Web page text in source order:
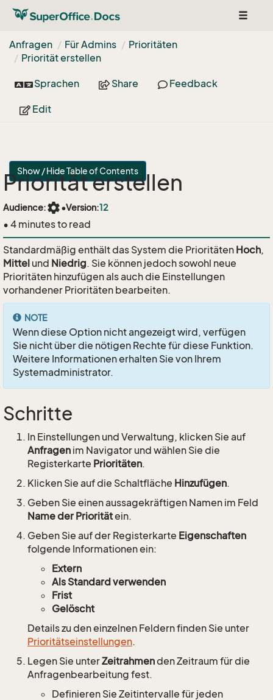
Toggle
Anfragen
Für Admins
Prioritäten
Priorität erstellen
Sprachen Share Feedback
Edit
Show / Hide Table of Contents
Priorität erstellen
Audience:settings•Version:12
• 4 minutes to read
Standardmäßig enthält das System die Prioritäten Hoch,
Mittel und Niedrig. Sie können jedoch sowohl neue
Prioritäten hinzufügen als auch die Einstellungen
vorhandener Prioritäten bearbeiten.
NOTE
Wenn diese Option nicht angezeigt wird, verfügen
Sie nicht über die nötigen Rechte für diese Funktion.
Weitere Informationen erhalten Sie von Ihrem
Systemadministrator.
Schritte
In Einstellungen und Verwaltung, klicken Sie auf
Anfragen im Navigator und wählen Sie die
Registerkarte Prioritäten.
Klicken Sie auf die Schaltfläche Hinzufügen.
Geben Sie einen aussagekräftigen Namen im Feld
Name der Prioritätein.
Geben Sie auf der Registerkarte Eigenschaften
folgende Informationen ein:
Extern
Als Standard verwenden
Frist
Gelöscht
Details zu den einzelnen Feldern finden Sie unter
Prioritätseinstellungen.
Legen Sie unterZeitrahmenden Zeitraum für die
Anfragenbearbeitung fest.
Definieren Sie Zeitintervalle für jeden